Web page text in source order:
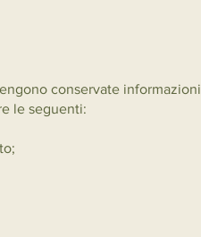
conservate
le seguenti: